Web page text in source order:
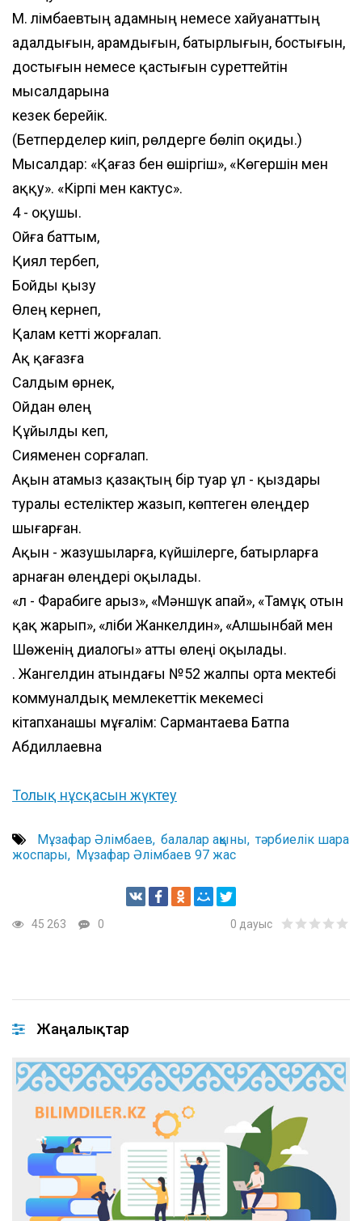
М. Әлімбаевтың адамның немесе хайуанаттың
адалдығын, арамдығын, батырлығын, бостығын,
достығын немесе қастығын суреттейтін
мысалдарына
кезек берейік.
(Бетперделер киіп, рөлдерге бөліп оқиды.)
Мысалдар: «Қағаз бен өшіргіш», «Көгершін мен
аққу». «Кірпі мен кактус».
4 - оқушы.
Ойға баттым,
Қиял тербеп,
Бойды қызу
Өлең кернеп,
Қалам кетті жорғалап.
Ақ қағазға
Салдым өрнек,
Ойдан өлең
Құйылды кеп,
Сияменен сорғалап.
Ақын атамыз қазақтың бір туар ұл - қыздары
туралы естеліктер жазып, көптеген өлеңдер
шығарған.
Ақын - жазушыларға, күйшілерге, батырларға
арнаған өлеңдері оқылады.
«Әл - Фарабиге арыз», «Мәншүк апай», «Тамұқ отын
қақ жарып», «Әліби Жанкелдин», «Алшынбай мен
Шөженің диалогы» атты өлеңі оқылады.
Ә. Жангелдин атындағы №52 жалпы орта мектебі
коммуналдық мемлекеттік мекемесі
кітапханашы мұғалім: Сармантаева Батпа
Абдиллаевна
Толық нұсқасын жүктеу
Мұзафар Әлімбаев балалар ақыны тәрбиелік шара
жоспары
Мұзафар Әлімбаев 97 жас
45 263 0 0 дауыс
Жаңалықтар